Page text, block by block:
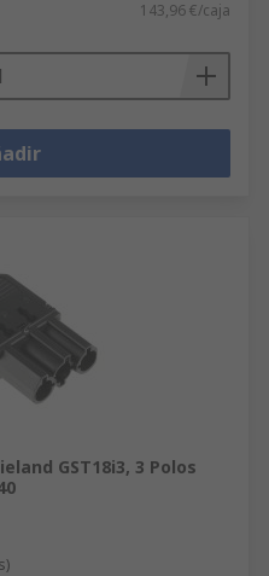
143,96 €/caja
GST18i3, 3 Polos